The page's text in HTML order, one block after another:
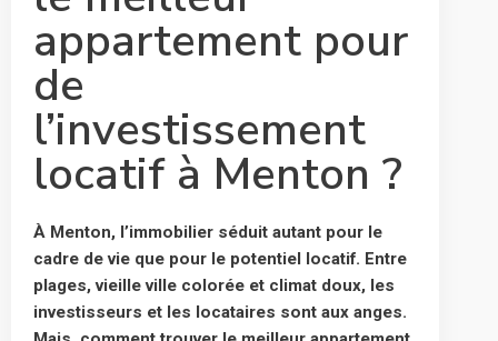
appartement pour
de
l’investissement
locatif à Menton ?
À Menton, l’immobilier séduit autant pour le
cadre de vie que pour le potentiel locatif. Entre
plages, vieille ville colorée et climat doux, les
investisseurs et les locataires sont aux anges.